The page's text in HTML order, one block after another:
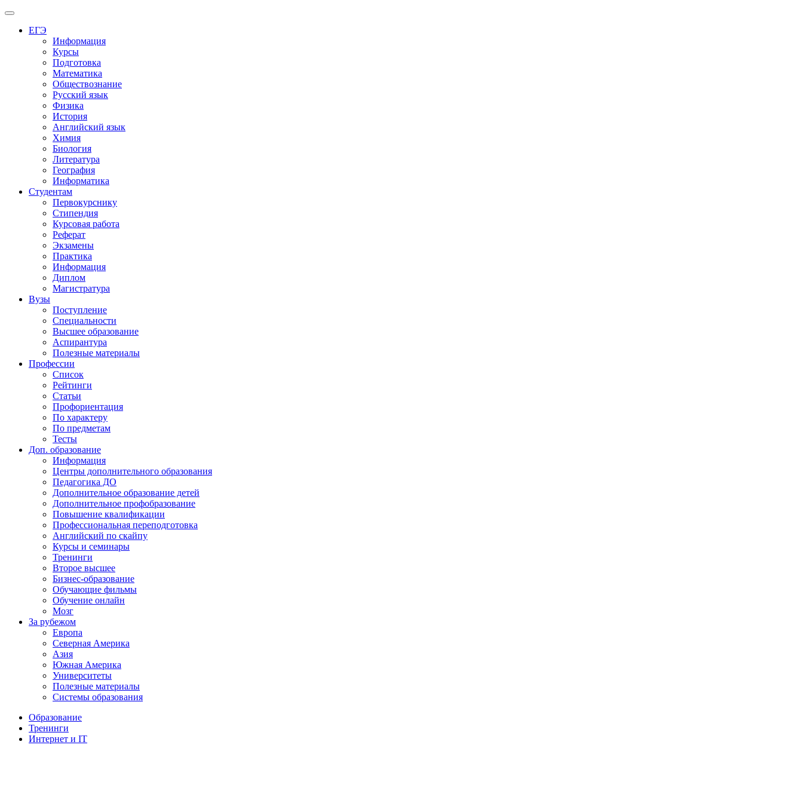
Меню
ЕГЭ
Информация
Курсы
Подготовка
Математика
Обществознание
Русский язык
Физика
История
Английский язык
Химия
Биология
Литература
География
Информатика
Студентам
Первокурснику
Стипендия
Курсовая работа
Реферат
Экзамены
Практика
Информация
Диплом
Магистратура
Вузы
Поступление
Специальности
Высшее образование
Аспирантура
Полезные материалы
Профессии
Список
Рейтинги
Статьи
Профориентация
По характеру
По предметам
Тесты
Доп. образование
Информация
Центры дополнительного образования
Педагогика ДО
Дополнительное образование детей
Дополнительное профобразование
Повышение квалификации
Профессиональная переподготовка
Английский по скайпу
Курсы и семинары
Тренинги
Второе высшее
Бизнес-образование
Обучающие фильмы
Обучение онлайн
Мозг
За рубежом
Европа
Северная Америка
Азия
Южная Америка
Университеты
Полезные материалы
Системы образования
Образование
Тренинги
Интернет и IT